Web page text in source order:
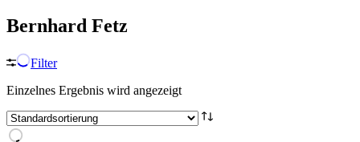
Bernhard Fetz
Filter
Einzelnes Ergebnis wird angezeigt